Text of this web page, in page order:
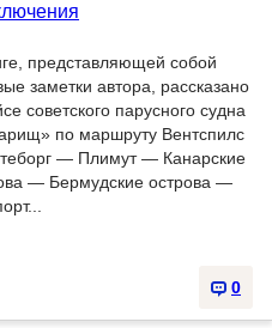
представляющей собой
заметки автора, рассказано
советского парусного судна
по маршруту Вентспилс
— Плимут — Канарские
— Бермудские острова —
0